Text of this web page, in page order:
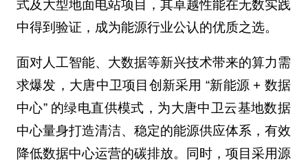
式及大型地面电站项目，其卓越性能在无数实践
中得到验证，成为能源行业公认的优质之选。
面对人工智能、大数据等新兴技术带来的算力需
求爆发，大唐中卫项目创新采用 “新能源 + 数据
中心” 的绿电直供模式，为大唐中卫云基地数据
中心量身打造清洁、稳定的能源供应体系，有效
降低数据中心运营的碳排放。同时，项目采用源